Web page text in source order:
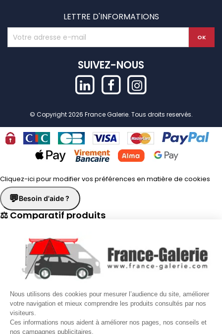
Nous utilisons des cookies pour mesurer l’audience du site, améliorer
votre navigation et mieux comprendre les produits consultés par nos
visiteurs.
Ces informations nous aident à améliorer nos pages, nos conseils et
nos campagnes publicitaires.
LETTRE D'INFORMATIONS
SUIVEZ-NOUS
© Copyright 2026 France Galerie. Tous droits reservés.
Cliquez-ici pour modifier vos préférences en matière de cookies
💬Besoin d'aide ?
⚖ Comparatif produits
📋 Fiche technique
Demander un rappel
Nos conseillers vous rappellent duLundi au Vendredide8h30 à
17h30.